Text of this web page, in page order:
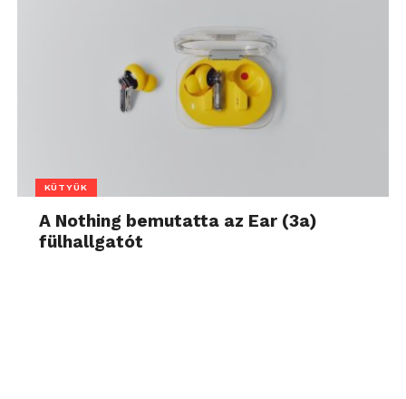
KÜTYÜK
A Nothing bemutatta az Ear (3a)
fülhallgatót